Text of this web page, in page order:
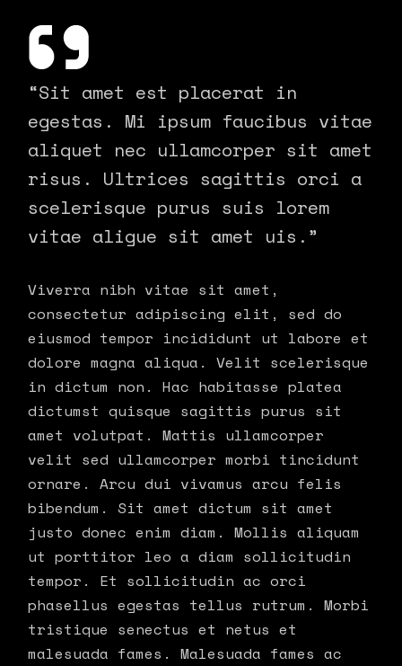
“Sit amet est placerat in
egestas. Mi ipsum faucibus vitae
aliquet nec ullamcorper sit amet
risus. Ultrices sagittis orci a
scelerisque purus suis lorem
vitae aligue sit amet uis.”
Viverra nibh vitae sit amet,
consectetur adipiscing elit, sed do
eiusmod tempor incididunt ut labore et
dolore magna aliqua. Velit scelerisque
in dictum non. Hac habitasse platea
dictumst quisque sagittis purus sit
amet volutpat. Mattis ullamcorper
velit sed ullamcorper morbi tincidunt
ornare. Arcu dui vivamus arcu felis
bibendum. Sit amet dictum sit amet
justo donec enim diam. Mollis aliquam
ut porttitor leo a diam sollicitudin
tempor. Et sollicitudin ac orci
phasellus egestas tellus rutrum. Morbi
tristique senectus et netus et
malesuada fames. Malesuada fames ac